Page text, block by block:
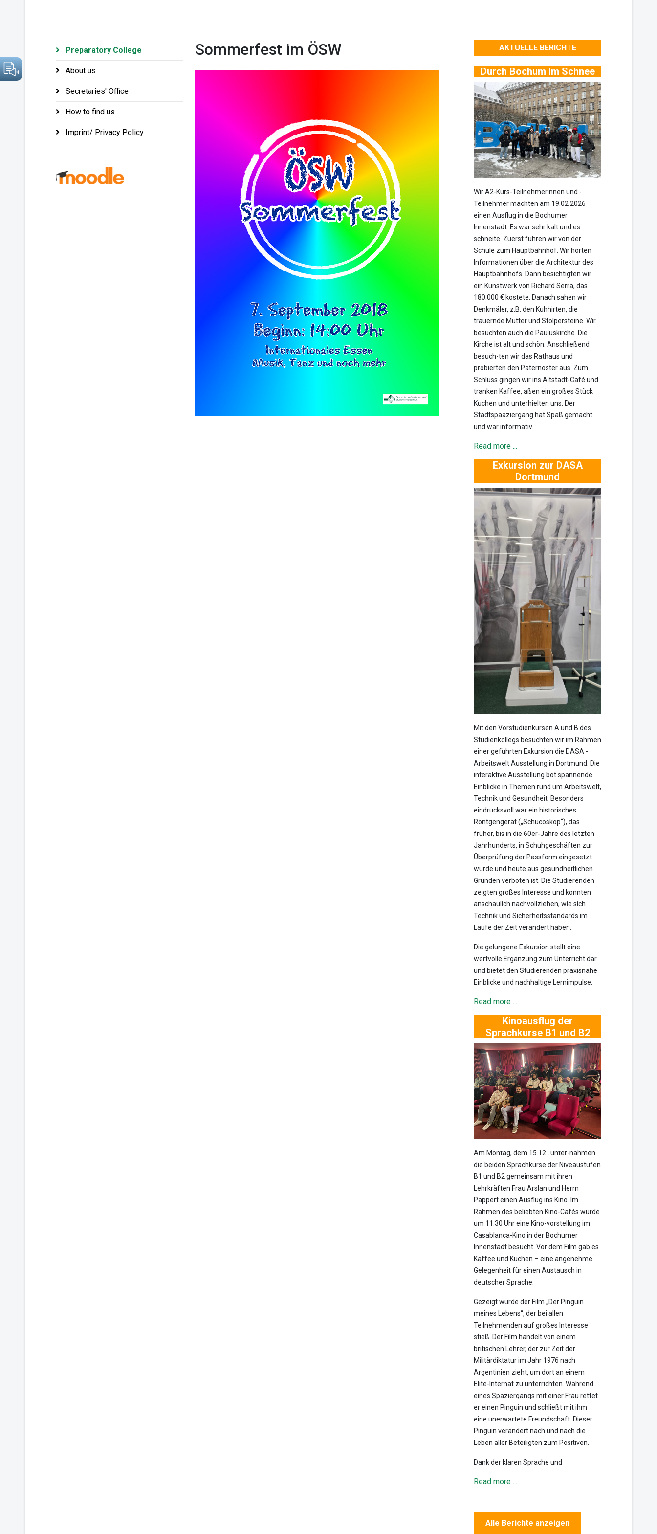
Preparatory College
About us
Secretaries' Office
How to find us
Imprint/ Privacy Policy
Sommerfest im ÖSW AKTUELLE BERICHTE
Durch Bochum im Schnee
Wir A2-Kurs-Teilnehmerinnen und -
Teilnehmer machten am 19.02.2026
einen Ausflug in die Bochumer
Innenstadt. Es war sehr kalt und es
schneite. Zuerst fuhren wir von der
Schule zum Hauptbahnhof. Wir hörten
Informationen über die Architektur des
Hauptbahnhofs. Dann besichtigten wir
ein Kunstwerk von Richard Serra, das
180.000 € kostete. Danach sahen wir
Denkmäler, z.B. den Kuhhirten, die
trauernde Mutter und Stolpersteine. Wir
besuchten auch die Pauluskirche. Die
Kirche ist alt und schön. Anschließend
besuch-ten wir das Rathaus und
probierten den Paternoster aus. Zum
Schluss gingen wir ins Altstadt-Café und
tranken Kaffee, aßen ein großes Stück
Kuchen und unterhielten uns. Der
Stadtspaaziergang hat Spaß gemacht
und war informativ.
Read more ...
Exkursion zur DASA
Dortmund
Mit den Vorstudienkursen A und B des
Studienkollegs besuchten wir im Rahmen
einer geführten Exkursion die DASA -
Arbeitswelt Ausstellung in Dortmund. Die
interaktive Ausstellung bot spannende
Einblicke in Themen rund um Arbeitswelt,
Technik und Gesundheit. Besonders
eindrucksvoll war ein historisches
Röntgengerät („Schucoskop“), das
früher, bis in die 60er-Jahre des letzten
Jahrhunderts, in Schuhgeschäften zur
Überprüfung der Passform eingesetzt
wurde und heute aus gesundheitlichen
Gründen verboten ist. Die Studierenden
zeigten großes Interesse und konnten
anschaulich nachvollziehen, wie sich
Technik und Sicherheitsstandards im
Laufe der Zeit verändert haben.
Die gelungene Exkursion stellt eine
wertvolle Ergänzung zum Unterricht dar
und bietet den Studierenden praxisnahe
Einblicke und nachhaltige Lernimpulse.
Read more ...
Kinoausflug der
Sprachkurse B1 und B2
Am Montag, dem 15.12., unter-nahmen
die beiden Sprachkurse der Niveaustufen
B1 und B2 gemeinsam mit ihren
Lehrkräften Frau Arslan und Herrn
Pappert einen Ausflug ins Kino. Im
Rahmen des beliebten Kino-Cafés wurde
um 11.30 Uhr eine Kino-vorstellung im
Casablanca-Kino in der Bochumer
Innenstadt besucht. Vor dem Film gab es
Kaffee und Kuchen – eine angenehme
Gelegenheit für einen Austausch in
deutscher Sprache.
Gezeigt wurde der Film „Der Pinguin
meines Lebens“, der bei allen
Teilnehmenden auf großes Interesse
stieß. Der Film handelt von einem
britischen Lehrer, der zur Zeit der
Militärdiktatur im Jahr 1976 nach
Argentinien zieht, um dort an einem
Elite-Internat zu unterrichten. Während
eines Spaziergangs mit einer Frau rettet
er einen Pinguin und schließt mit ihm
eine unerwartete Freundschaft. Dieser
Pinguin verändert nach und nach die
Leben aller Beteiligten zum Positiven.
Dank der klaren Sprache und
Read more ...
Alle Berichte anzeigen